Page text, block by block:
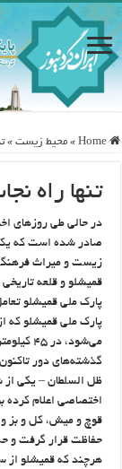
Home
» محيط زيست »
تنها راه
در حالی طی روزهای
صادر شده است که
زیست و میراث فرهنگی
قمیشلو و قلعه
پارک ملی قمیشلو
پارک ملی قمیشلو که
گذشته‌های دور تاکنون
ظل السلطان – یکی از
اختصاصی اعلام کرده
حفاظت قرار گرفت و حدود ۱۲ سال پیش به پارک ملی
هرچند که قمیشلو از